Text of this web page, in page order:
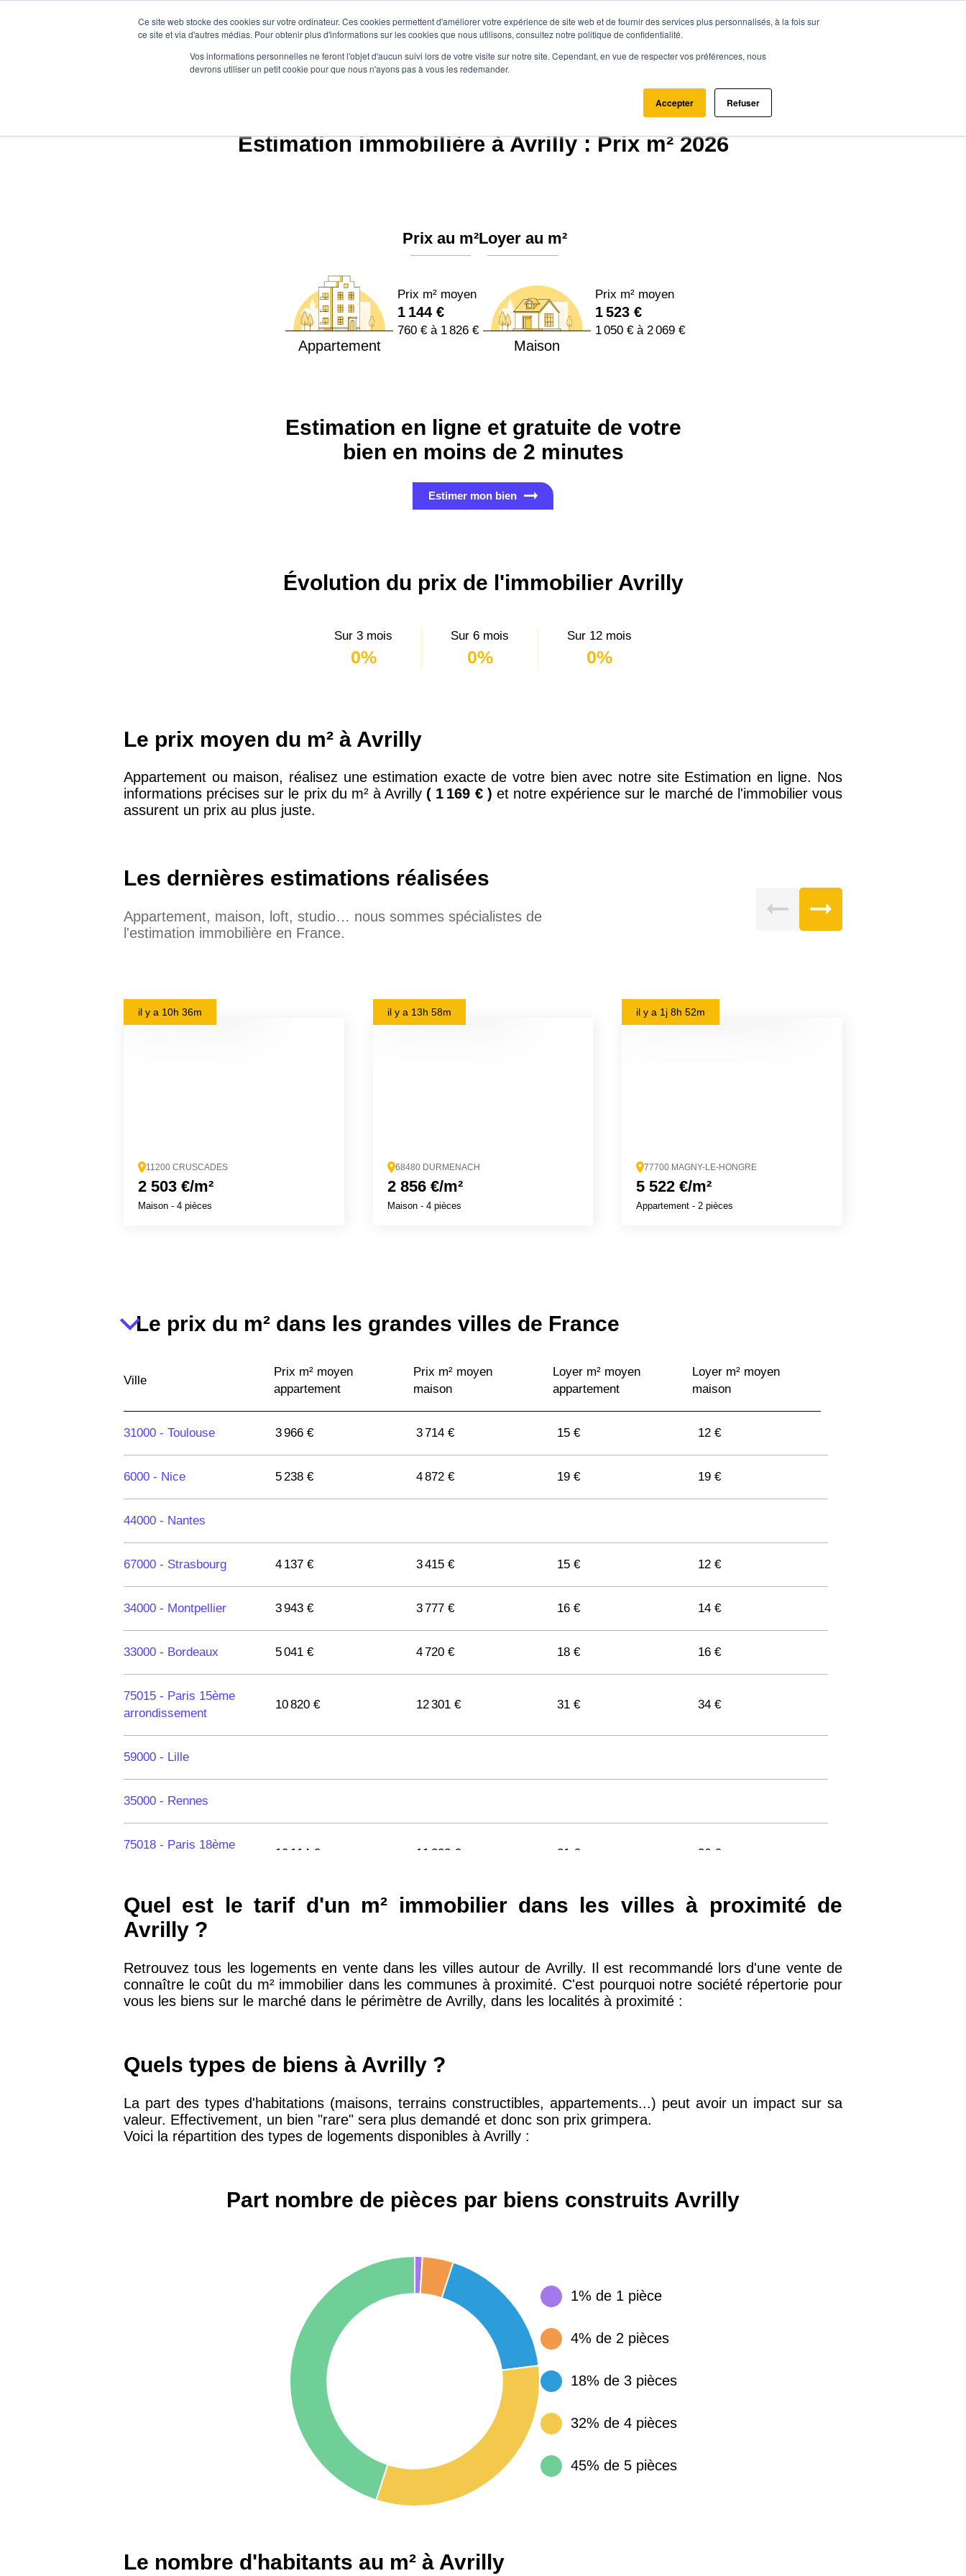
Ce site web stocke des cookies sur votre ordinateur. Ces cookies permettent d'améliorer votre expérience de site web et de fournir des services plus personnalisés, à la fois sur
ce site et via d'autres médias. Pour obtenir plus d'informations sur les cookies que nous utilisons, consultez notre politique de confidentialité.
Vos informations personnelles ne feront l'objet d'aucun suivi lors de votre visite sur notre site. Cependant, en vue de respecter vos préférences, nous
devrons utiliser un petit cookie pour que nous n'ayons pas à vous les redemander.
Accepter Refuser
Prix immobilier Vendre avec Agence.immo
Estimation immobilière à Avrilly : Prix m² 2026
Prix au m²
Appartement
Prix m² moyen
1 144 €
760 € à 1 826 €
Loyer au m²
Maison
Prix m² moyen
1 523 €
1 050 € à 2 069 €
Estimation en ligne et gratuite de votre
bien en moins de 2 minutes
Estimer mon bien
Évolution du prix de l'immobilier Avrilly
Sur 3 mois
0%
Sur 6 mois
0%
Sur 12 mois
0%
Le prix moyen du m² à Avrilly
Appartement ou maison, réalisez une estimation exacte de votre bien avec notre site Estimation en ligne. Nos
informations précises sur le prix du m² à Avrilly ( 1 169 € ) et notre expérience sur le marché de l'immobilier vous
assurent un prix au plus juste.
Les dernières estimations réalisées
Appartement, maison, loft, studio… nous sommes spécialistes de
l'estimation immobilière en France.
il y a 10h 36m
11200 CRUSCADES
2 503 €/m²
Maison - 4 pièces
il y a 13h 58m
68480 DURMENACH
2 856 €/m²
Maison- 4 pièces
il y a 1j 8h 52m
77700 MAGNY-LE-HONGRE
5 522 €/m²
Appartement - 2 pièces
Le prix du m² dans les grandes villes de France
Ville
Prix m² moyen
appartement
Prix m² moyen
maison
Loyer m² moyen
appartement
Loyer m² moyen
maison
31000 - Toulouse 3 966 € 3 714 € 15 € 12 €
6000 - Nice 5 238 € 4 872 € 19 € 19 €
44000 - Nantes
67000 - Strasbourg 4 137 € 3 415 € 15 € 12 €
34000 - Montpellier 3 943 € 3 777 € 16 € 14 €
33000 - Bordeaux 5 041 € 4 720 € 18 € 16 €
75015 - Paris 15ème
arrondissement
10 820 € 12 301 € 31 € 34 €
59000 - Lille
35000 - Rennes
75018 - Paris 18ème
10 114 € 11 322 € 31 € 36 €
75020 -
Paris 20ème
arrondissement
9 623 € 11 141 € 29 € 33 €
75019 -Paris 19ème
arrondissement
9 231 € 10 415 € 28 € 32 €
75013 -Paris 13ème
11 085 €
76600 - Le Havre 2 455 € 2 453 €
15 155 € 34 €
3 018 € 14 €
2 917 € 14 €
Quel est le tarif d'un m² immobilier dans les villes à proximité de
Avrilly ?
Retrouvez tous les logements en vente dans les villes autour de Avrilly. Il est recommandé lors d'une vente de
connaître le coût du m² immobilier dans les communes à proximité. C'est pourquoi notre société répertorie pour
vous les biens sur le marché dans le périmètre de Avrilly, dans les localités à proximité :
Quels types de biens à Avrilly ?
La part des types d'habitations (maisons, terrains constructibles, appartements...) peut avoir un impact sur sa
valeur. Effectivement, un bien "rare" sera plus demandé et donc son prix grimpera.
Voici la répartition des types de logements disponibles à Avrilly :
Part nombre de pièces par biens construits Avrilly
1% de 1 pièce
4% de 2 pièces
18% de 3 pièces
32% de 4 pièces
45% de 5 pièces
Le nombre d'habitants au m² à Avrilly